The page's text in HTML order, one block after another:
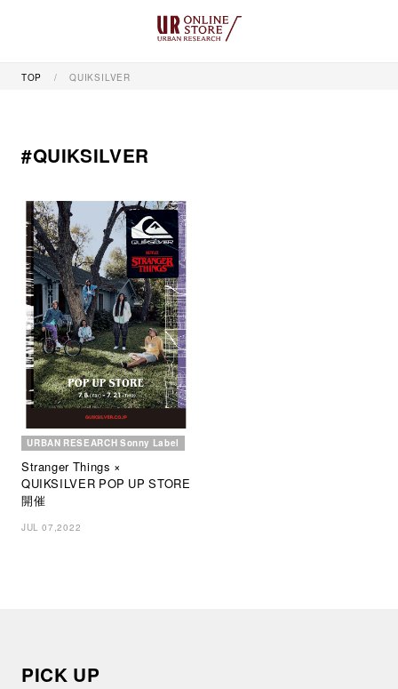
TOP QUIKSILVER
#QUIKSILVER
URBAN RESEARCH Sonny Label
Stranger Things ×
QUIKSILVER POP UP STORE
開催
JUL 07,2022
PICK UP